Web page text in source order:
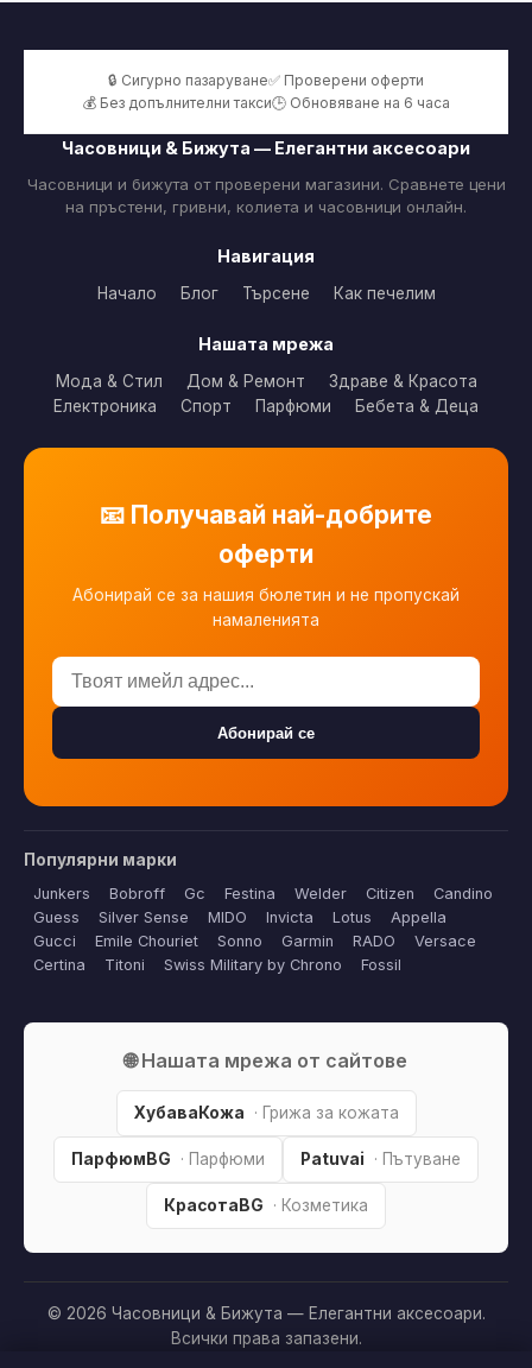
🔒 Сигурно пазаруване✅ Проверени оферти
💰 Без допълнителни такси🕒 Обновяване на 6 часа
Часовници & Бижута — Елегантни аксесоари
Часовници и бижута от проверени магазини. Сравнете цени
на пръстени, гривни, колиета и часовници онлайн.
Навигация
Начало Блог Търсене Как печелим
Нашата мрежа
Мода & Стил Дом & Ремонт
Здраве & Красота
Електроника
Спорт Парфюми Бебета & Деца
📧 Получавай най-добрите
оферти
Абонирай се за нашия бюлетин и не пропускай
намаленията
Абонирай се
Популярни марки
Junkers Bobroff Gc Festina Welder Citizen
Candino
Guess
Silver Sense MIDO Invicta Lotus
Appella
Gucci
Emile Chouriet Sonno Garmin RADO
Versace
Certina
Titoni Swiss Military by Chrono Fossil
🌐 Нашата мрежа от сайтове
ХубаваКожа · Грижа за кожата
ПарфюмBG · Парфюми Patuvai · Пътуване
КрасотаBG · Козметика
© 2026 Часовници & Бижута — Елегантни аксесоари.
Всички права запазени.